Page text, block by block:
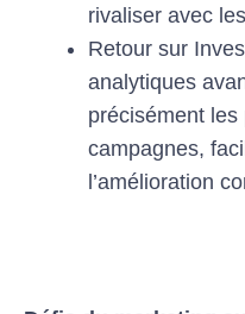
rivaliser avec
Retour sur
analytiques
précisément
campagnes,
l’amélioration